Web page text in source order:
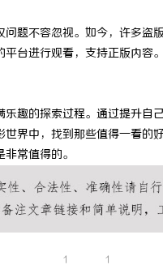
题不容忽视。如今，许多
台进行观看，支持正版内
趣的探索过程。通过提升
界中，找到那些值得一看
常值得的。
1 1